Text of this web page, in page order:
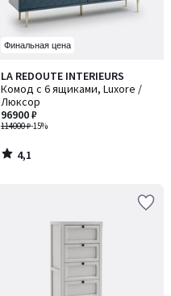
Финальная цена
LA REDOUTE INTERIEURS
Комод с 6 ящиками, Luxore /
Люксор
114000 ₽-15%
96900 ₽
4,1
/ 5
4,1
/